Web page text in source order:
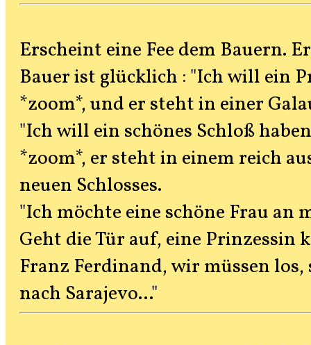
Erscheint eine Fee dem Bauern.
Bauer ist glücklich : "Ich will ein
*zoom*, und er steht in einer
"Ich will ein schönes Schloß
*zoom*, er steht in einem reich
neuen Schlosses.
"Ich möchte eine schöne Frau an
Geht die Tür auf, eine Prinzessin
Franz Ferdinand, wir müssen
nach Sarajevo..."